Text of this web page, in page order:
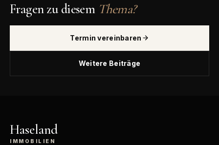
Fragen zu diesem Thema?
Termin vereinbaren
Weitere Beiträge
Haseland
IMMOBILIEN